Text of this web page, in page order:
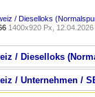
/ Dieselloks
1400x920 Px, 12.04.2026
/ Dieselloks
/ Unternehmen /